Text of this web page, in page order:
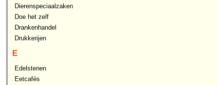
Dierenspeciaalzaken
Doe het zelf
Drankenhandel
Drukkerijen
E
Edelstenen
Eetcafés